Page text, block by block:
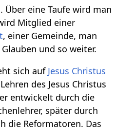
eine Taufe wird man
Mitglied einer
, einer Gemeinde, man
und so weiter.
sich auf Jesus Christus
des Jesus Christus
entwickelt durch die
später durch
die Reformatoren. Das